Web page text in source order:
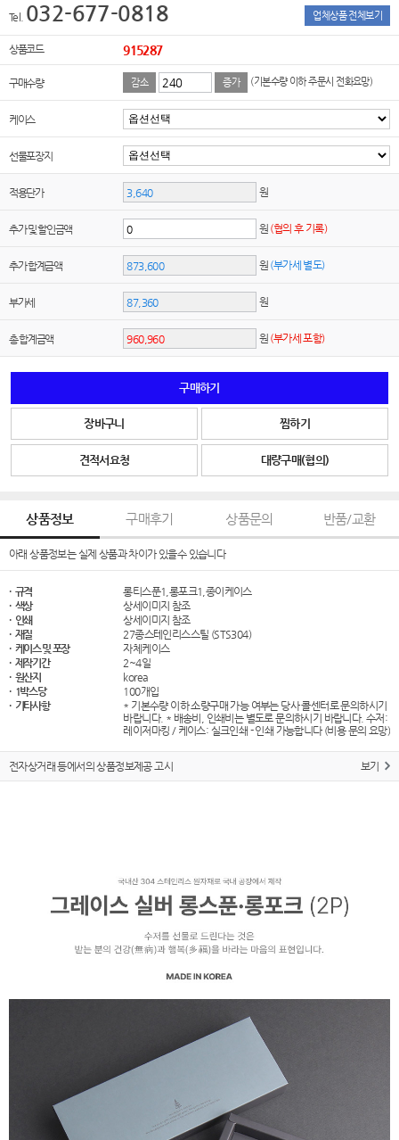
Tel. 032-677-0818 업체상품 전체보기
상품코드 915287
구매수량 감소 증가 (기본수량 이하 주문시 전화요망)
케이스
선물포장지
적용단가 원
추가 및 할인금액 원 (협의 후 기록)
추가 합계금액 원 (부가세 별도)
부가세 원
총 합계금액 원 (부가세 포함)
구매하기
장바구니 찜하기
견적서요청 대량구매(협의)
상품정보 구매후기 상품문의 반품/교환
아래 상품정보는 실제 상품과 차이가 있을수 있습니다
· 규격
롱티스푼1,롱포크1,종이케이스
· 색상
상세이미지 참조
· 인쇄
상세이미지 참조
· 재질
27종스테인리스스틸 (STS304)
· 케이스 및 포장
자체케이스
· 제작기간
2~4일
· 원산지
korea
· 1박스당
100개입
· 기타사항
* 기본수량 이하 소량구매 가능 여부는 당사 콜센터로 문의하시기
바랍니다. * 배송비, 인쇄비는 별도로 문의하시기 바랍니다. 수저:
레이저마킹 / 케이스: 실크인쇄 - 인쇄 가능합니다 (비용 문의 요망)
전자상거래 등에서의 상품정보제공 고시 보기